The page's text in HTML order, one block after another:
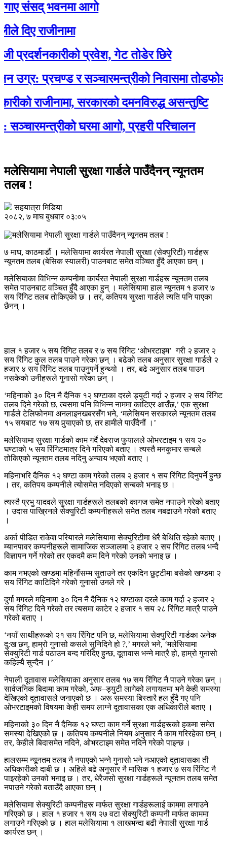
भवनमा आगो
प्रवेश, गेट तोडेर छिरे
र सञ्चारमन्त्रीको निवासमा तोडफोड र
सरकारको दमनविरुद्ध असन्तुष्टि
घरमा आगो, प्रहरी परिचालन
मलेसियामा नेपाली सुरक्षा गार्डले पाउँदैनन् न्यूनतम
तलब !
सहयात्रा मिडिया
२०८२, ७ माघ बुधबार ०३:०५
७ माघ, काठमाडौं । मलेसियामा कार्यरत नेपाली सुरक्षा (सेक्युरिटी) गार्डहरू
न्यूनतम तलब (बेसिक स्यालरी) पाउनबाट समेत वञ्चित हुँदै आएका छन् ।
मलेसियाका विभिन्न कम्पनीमा कार्यरत नेपाली सुरक्षा गार्डहरू न्यूनतम तलब
समेत पाउनबाट वञ्चित हुँदै आएका हुन् । मलेसियामा हाल न्यूनतम १ हजार ७
सय रिंगिट तलब तोकिएको छ । तर, कतिपय सुरक्षा गार्डले त्यति पनि पाएका
छैनन् ।
हाल १ हजार ५ सय रिंगिट तलब र ७ सय रिंगिट ‘ओभरटाइम’ गरी २ हजार २
सय रिंगिट कुल तलब पाउने गरेका छन् । बढेको तलब अनुसार सुरक्षा गार्डले २
हजार ४ सय रिंगिट तलब पाउनुपर्ने हुन्थ्यो । तर, बढे अनुसार तलब पाउन
नसकेको उनीहरूले गुनासो गरेका छन् ।
‘महिनाको ३० दिन नै दैनिक १२ घण्टाका दरले ड्युटी गर्दा २ हजार २ सय रिंगिट
तलब दिने गरेको छ, त्यसमा पनि विभिन्न नाममा काटिएर आउँछ,’ एक सुरक्षा
गार्डले टेलिफोनमा अनलाइनखबरसँग भने, ‘मलेसियन सरकारले न्यूनतम तलब
१५ सयबाट १७ सय पुर्‍याएको छ, तर हामीले पाउँदैनौं ।’
मलेसियामा सुरक्षा गार्डको काम गर्दै देवराज फुयालले ओभरटाइम १ सय २०
घण्टाको ५ सय रिंगिटमात्र दिने गरिएको बताए । त्यस्तै मनकुमार सन्बले
तोकिएको न्यूनतम तलब नदिनु अन्याय भएको बताए ।
महिनाभरि दैनिक १२ घण्टा काम गरेको तलब २ हजार १ सय रिंगिट दिनुपर्ने हुन्छ
। तर, कतिपय कम्पनीले त्योसमेत नदिएको सन्बको भनाइ छ ।
त्यस्तै प्रभु यादवले सुरक्षा गार्डहरूले तलबको कागज समेत नपाउने गरेको बताए
। उदास पाख्रिनले सेक्युरिटी कम्पनीहरूले समेत तलब नबढाउने गरेको बताए
।
अर्का पीडित राकेश परियारले मलेसियामा सेक्युरिटीमा धेरै बेथिति रहेको बताए ।
म्यानपावर कम्पनीहरूले सामाजिक सञ्जालमा २ हजार २ सय रिंगिट तलब भन्दै
विज्ञापन गर्ने गरेको तर एकदमै कम दिने गरेको उनको भनाइ छ ।
काम नभएको खण्डमा महिनौंसम्म सुताउने तर एकदिन छुट्टीमा बसेको खण्डमा २
सय रिंगिट काटिदिने गरेको गुनासो उनले गरे ।
दुर्गा मगरले महिनामा ३० दिन नै दैनिक १२ घण्टाका दरले काम गर्दा २ हजार २
सय रिंगिट दिने गरेको तर त्यसमा काटेर २ हजार १ सय २८ रिंगिट मात्रै पाउने
गरेको बताए ।
‘नयाँ साथीहरूको २१ सय रिंगिट पनि छ, मलेसियामा सेक्युरिटी गार्डका अनेक
दु:ख छन्, हाम्रो गुनासो कसले सुनिदिने हो ?,’ मगरले भने, ‘मलेसियामा
सेक्युरिटी गार्ड पठाउन बन्द गरिदिए हुन्छ, दूतावास भन्ने मात्रै हो, हाम्रो गुनासो
कहिल्यै सुन्दैन ।’
नेपाली दूतावास मलेसियाका अनुसार तलब १७ सय रिंगिट नै पाउने गरेका छन् ।
सार्वजनिक बिदामा काम गरेको, अफ–ड्युटी लागेको लगायतमा भने केही समस्या
देखिएको दूतावासले जनाएको छ । अरू समस्या बिस्तारै हल हुँदै गए पनि
ओभरटाइमको विषयमा केही समय लाग्ने दूतावासका एक अधिकारीले बताए ।
महिनाको ३० दिन नै दैनिक १२ घण्टा काम गर्ने सुरक्षा गार्डहरूको हकमा समेत
समस्या देखिएको छ । कतिपय कम्पनीले नियम अनुसार नै काम गरिरहेका छन् ।
तर, केहीले बिदासमेत नदिने, ओभरटाइम समेत नदिने गरेको पाइन्छ ।
हालसम्म न्यूनतम तलब नै नपाएको भन्ने गुनासो भने नआएको दूतावासका ती
अधिकारीको दाबी छ । अहिले बढे अनुसार नै मासिक १ हजार ७ सय रिंगिट नै
पाइरहेको उनको भनाइ छ । तर, धेरैजसो सुरक्षा गार्डहरूले न्यूनतम तलब समेत
नपाउने गरेको बताउँदै आएका छन् ।
मलेसियामा सेक्युरिटी कम्पनीहरू मार्फत सुरक्षा गार्डहरूलाई काममा लगाउने
गरिएको छ । हाल १ हजार १ सय २७ वटा सेक्युरिटी कम्पनी मार्फत काममा
लगाउने गरिएको छ । हाल मलेसियामा १ लाखभन्दा बढी नेपाली सुरक्षा गार्ड
कार्यरत छन् ।